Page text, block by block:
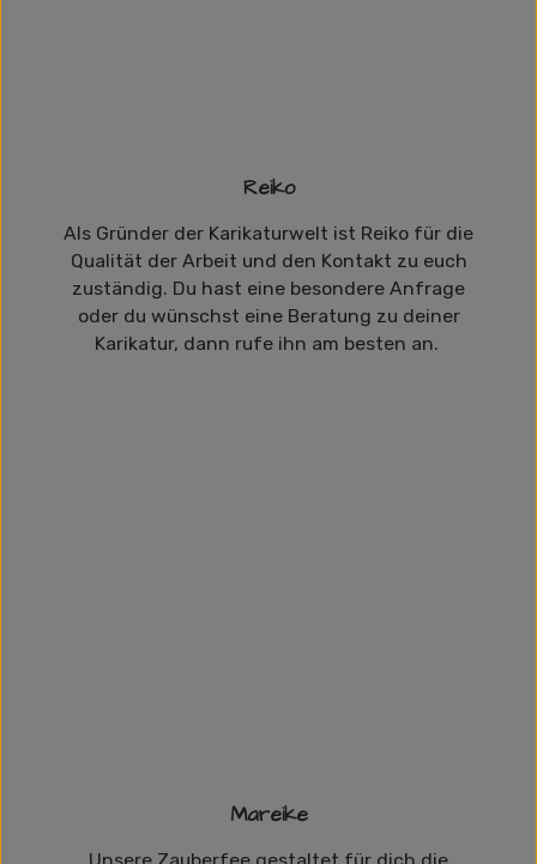
Reiko
Als Gründer der Karikaturwelt ist Reiko für die
Qualität der Arbeit und den Kontakt zu euch
zuständig. Du hast eine besondere Anfrage
oder du wünschst eine Beratung zu deiner
Karikatur, dann rufe ihn am besten an.
Mareike